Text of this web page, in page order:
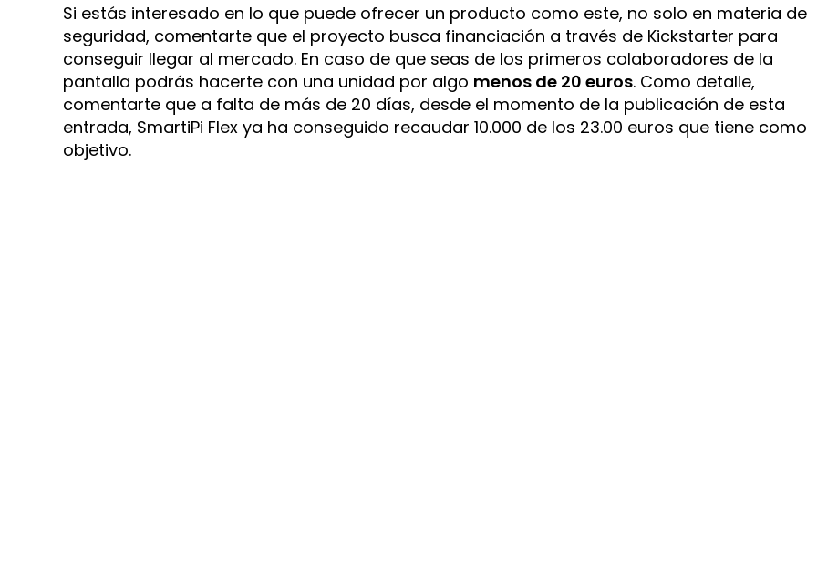
Si estás interesado en lo que puede ofrecer un producto como este, no solo en materia de
seguridad, comentarte que el proyecto busca financiación a través de Kickstarter para
conseguir llegar al mercado. En caso de que seas de los primeros colaboradores de la
pantalla podrás hacerte con una unidad por algo menos de 20 euros. Como detalle,
comentarte que a falta de más de 20 días, desde el momento de la publicación de esta
entrada, SmartiPi Flex ya ha conseguido recaudar 10.000 de los 23.00 euros que tiene como
objetivo.